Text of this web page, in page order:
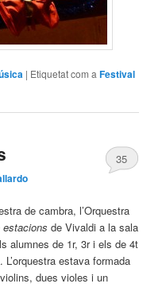
| Etiquetat com a Festival
35
de cambra, l’Orquestra
de Vivaldi a la sala
alumnes de 1r, 3r i els de 4t
estava formada
dues violes i un